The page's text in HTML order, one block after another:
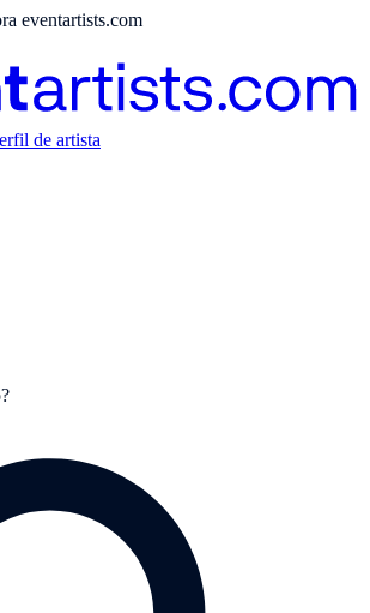
eventartists.com
de artista